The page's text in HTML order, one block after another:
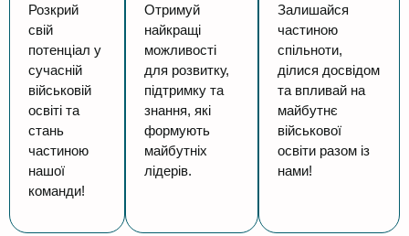
Розкрий
свій
потенціал у
сучасній
військовій
освіті та
стань
частиною
нашої
команди!
Отримуй
найкращі
можливості
для розвитку,
підтримку та
знання, які
формують
майбутніх
лідерів.
Залишайся
частиною
спільноти,
ділися досвідом
та впливай на
майбутнє
військової
освіти разом із
нами!